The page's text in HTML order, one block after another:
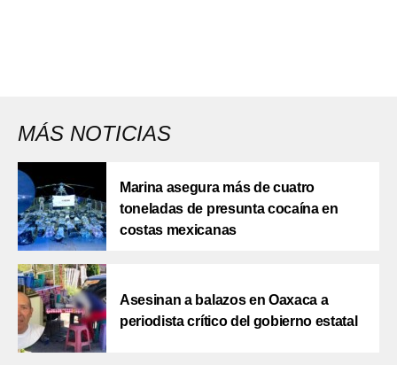
MÁS NOTICIAS
Marina asegura más de cuatro
toneladas de presunta cocaína en
costas mexicanas
Asesinan a balazos en Oaxaca a
periodista crítico del gobierno estatal